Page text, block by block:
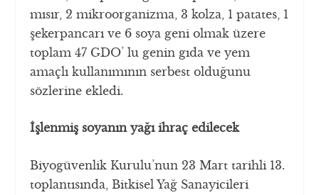
mısır, 2 mikroorganizma, 3 kolza, 1 patates, 1
şekerpancarı ve 6 soya geni olmak üzere
toplam 47 GDO’ lu genin gıda ve yem
amaçlı kullanımının serbest olduğunu
sözlerine ekledi.
İşlenmiş soyanın yağı ihraç edilecek
Biyogüvenlik Kurulu’nun 23 Mart tarihli 13.
toplantısında, Bitkisel Yağ Sanayicileri